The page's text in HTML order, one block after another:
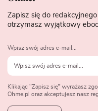
Zapisz się do
otrzymasz wyjątkowy
Wpisz swój adres e-mail...
Klikając "Zapisz się" wyrażasz
Ohme.pl oraz akceptujesz nasz